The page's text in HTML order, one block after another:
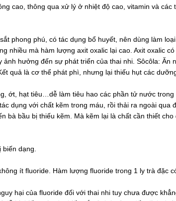
cao, thông qua xử lý ở nhiệt độ cao, vitamin và các
phong phú, có tác dụng bổ huyết, nên dùng làm
nhiều mà hàm lượng axit oxalic lại cao. Axit oxalic
hưởng đến sự phát triển của thai nhi. Sôcôla: Ăn
quả là cơ thể phát phì, nhưng lại thiếu hụt các
ớt, hạt tiêu…dễ làm tiêu hao các phần tử nước
dụng với chất kẽm trong máu, rồi thải ra ngoài qua
bà bầu bị thiếu kẽm. Mà kẽm lại là chất cần thiết
dạng.
ít fluoride. Hàm lượng fluoride trong 1 ly trà đặc
hại của fluoride đối với thai nhi tuy chưa được